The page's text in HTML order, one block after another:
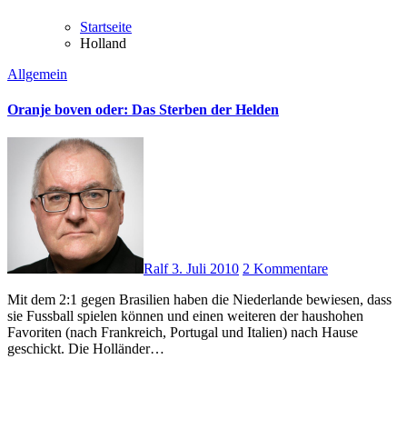
Startseite
Holland
Allgemein
Oranje boven oder: Das Sterben der Helden
Ralf3. Juli 2010 2 Kommentare
Mit dem 2:1 gegen Brasilien haben die Niederlande bewiesen, dass
sie Fussball spielen können und einen weiteren der haushohen
Favoriten (nach Frankreich, Portugal und Italien) nach Hause
geschickt. Die Holländer…